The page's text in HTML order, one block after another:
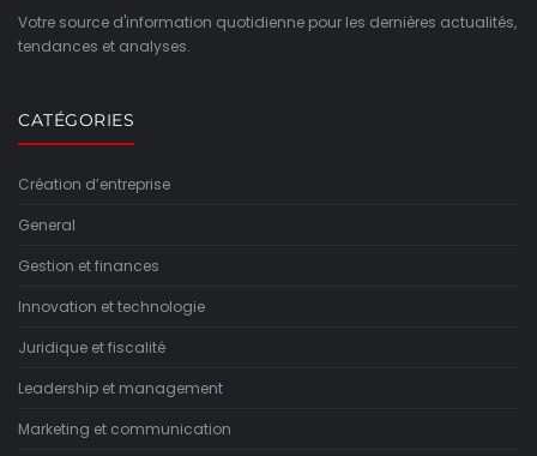
Votre source d'information quotidienne pour les dernières actualités,
tendances et analyses.
CATÉGORIES
Création d’entreprise
General
Gestion et finances
Innovation et technologie
Juridique et fiscalité
Leadership et management
Marketing et communication